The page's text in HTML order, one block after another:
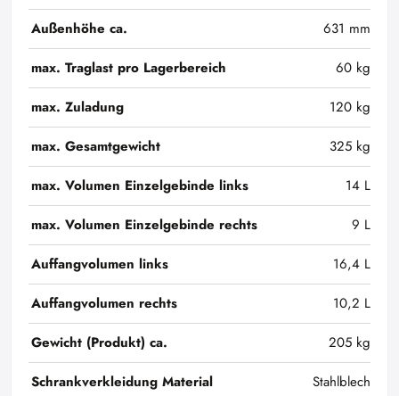
Außenhöhe ca.
631 mm
max. Traglast pro Lagerbereich
60 kg
max. Zuladung
120 kg
max. Gesamtgewicht
325 kg
max. Volumen Einzelgebinde links
14 L
max. Volumen Einzelgebinde rechts
9 L
Auffangvolumen links
16,4 L
Auffangvolumen rechts
10,2 L
Gewicht (Produkt) ca.
205 kg
Schrankverkleidung Material
Stahlblech